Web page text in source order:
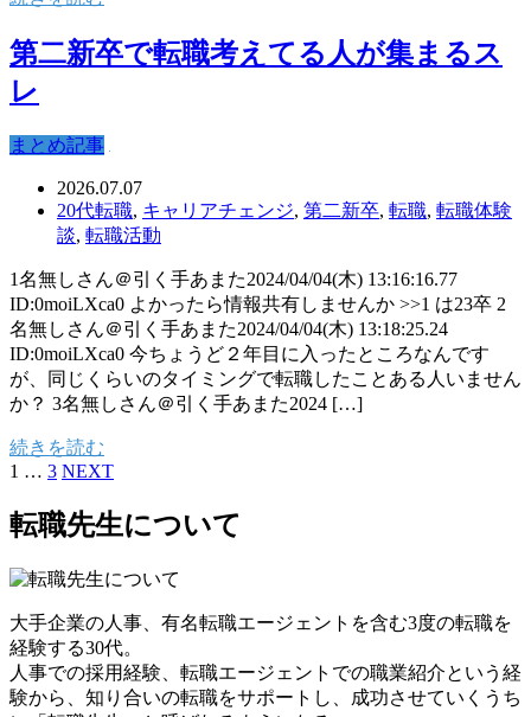
第二新卒で転職考えてる人が集まるス
レ
まとめ記事
2026.07.07
20代転職, キャリアチェンジ, 第二新卒, 転職, 転職体験
談, 転職活動
1名無しさん＠引く手あまた2024/04/04(木) 13:16:16.77
ID:0moiLXca0 よかったら情報共有しませんか >>1 は23卒 2
名無しさん＠引く手あまた2024/04/04(木) 13:18:25.24
ID:0moiLXca0 今ちょうど２年目に入ったところなんです
が、同じくらいのタイミングで転職したことある人いません
か？ 3名無しさん＠引く手あまた2024 […]
続きを読む
1 … 3 NEXT
転職先生について
大手企業の人事、有名転職エージェントを含む3度の転職を
経験する30代。
人事での採用経験、転職エージェントでの職業紹介という経
験から、知り合いの転職をサポートし、成功させていくうち